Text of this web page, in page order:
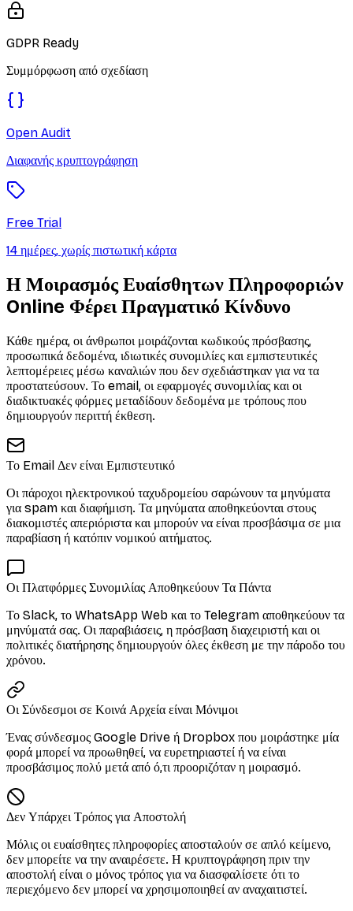
GDPR Ready
Συμμόρφωση από σχεδίαση
Open Audit
Διαφανής κρυπτογράφηση
Free Trial
14 ημέρες, χωρίς πιστωτική κάρτα
Η Μοιρασμός Ευαίσθητων Πληροφοριών
Online Φέρει Πραγματικό Κίνδυνο
Κάθε ημέρα, οι άνθρωποι μοιράζονται κωδικούς πρόσβασης,
προσωπικά δεδομένα, ιδιωτικές συνομιλίες και εμπιστευτικές
λεπτομέρειες μέσω καναλιών που δεν σχεδιάστηκαν για να τα
προστατεύσουν. Το email, οι εφαρμογές συνομιλίας και οι
διαδικτυακές φόρμες μεταδίδουν δεδομένα με τρόπους που
δημιουργούν περιττή έκθεση.
Το Email Δεν είναι Εμπιστευτικό
Οι πάροχοι ηλεκτρονικού ταχυδρομείου σαρώνουν τα μηνύματα
για spam και διαφήμιση. Τα μηνύματα αποθηκεύονται στους
διακομιστές απεριόριστα και μπορούν να είναι προσβάσιμα σε μια
παραβίαση ή κατόπιν νομικού αιτήματος.
Οι Πλατφόρμες Συνομιλίας Αποθηκεύουν Τα Πάντα
Το Slack, το WhatsApp Web και το Telegram αποθηκεύουν τα
μηνύματά σας. Οι παραβιάσεις, η πρόσβαση διαχειριστή και οι
πολιτικές διατήρησης δημιουργούν όλες έκθεση με την πάροδο του
χρόνου.
Οι Σύνδεσμοι σε Κοινά Αρχεία είναι Μόνιμοι
Ένας σύνδεσμος Google Drive ή Dropbox που μοιράστηκε μία
φορά μπορεί να προωθηθεί, να ευρετηριαστεί ή να είναι
προσβάσιμος πολύ μετά από ό,τι προοριζόταν η μοιρασμό.
Δεν Υπάρχει Τρόπος για Αποστολή
Μόλις οι ευαίσθητες πληροφορίες αποσταλούν σε απλό κείμενο,
δεν μπορείτε να την αναιρέσετε. Η κρυπτογράφηση πριν την
αποστολή είναι ο μόνος τρόπος για να διασφαλίσετε ότι το
περιεχόμενο δεν μπορεί να χρησιμοποιηθεί αν αναχαιτιστεί.